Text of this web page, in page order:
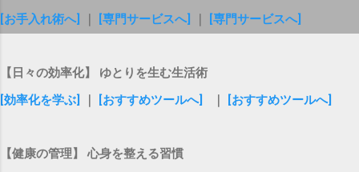
[お手入れ術へ]
[専門サービスへ] [専門サービスへ]
【日々の効率化】 ゆとりを生む生活術
[効率化を学ぶ]
[おすすめツールへ] [おすすめツールへ]
【健康の管理】 心身を整える習慣